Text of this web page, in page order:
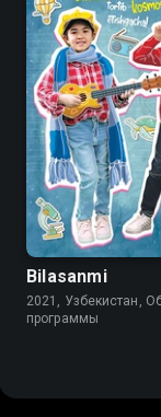
Bilasanmi
2021, Узбекистан,
программы